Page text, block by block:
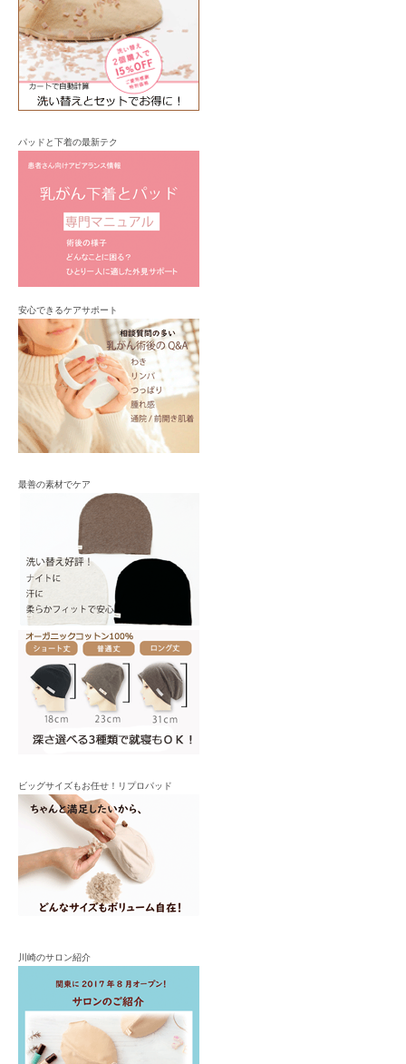
パッドと下着の最新テク
安心できるケアサポート
最善の素材でケア
ビッグサイズもお任せ！リプロパッド
川崎のサロン紹介